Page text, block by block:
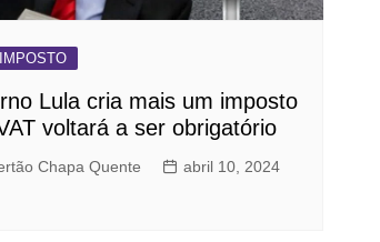
Lula cria mais um imposto
voltará a ser obrigatório
Chapa Quente
abril 10, 2024